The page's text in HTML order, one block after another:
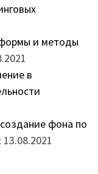
и методы
в
фона по
13.08.2021